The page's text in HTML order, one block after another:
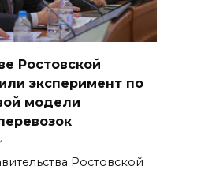
Ростовской
эксперимент по
модели
Ростовской